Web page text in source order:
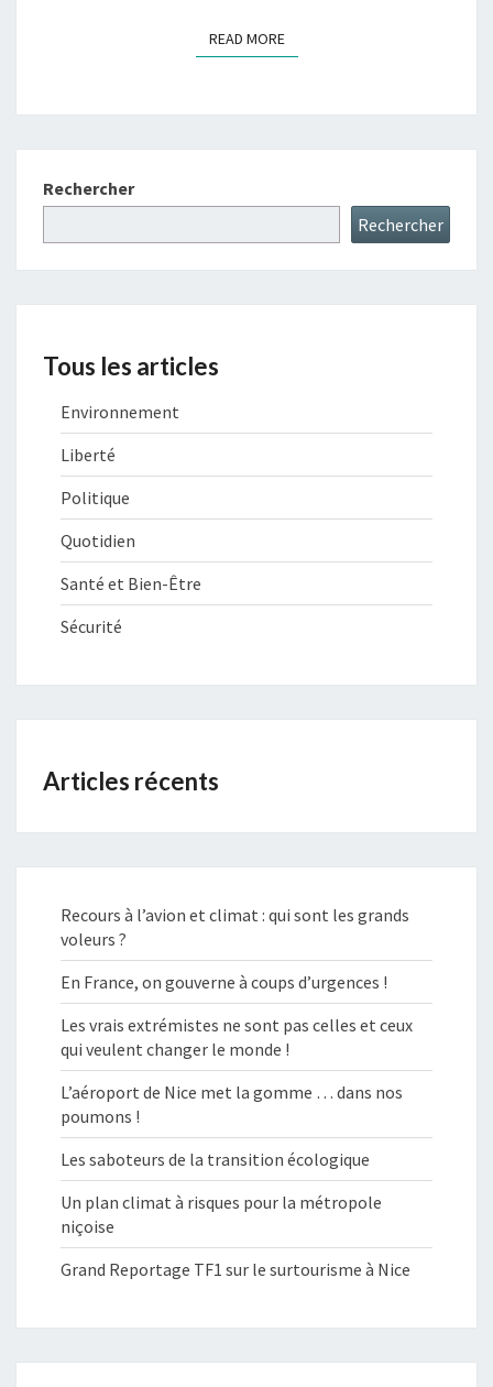
READ MOREREAD MORE
Rechercher
Rechercher
Tous les articles
Environnement
Liberté
Politique
Quotidien
Santé et Bien-Être
Sécurité
Articles récents
Recours à l’avion et climat : qui sont les grands
voleurs ?
En France, on gouverne à coups d’urgences !
Les vrais extrémistes ne sont pas celles et ceux
qui veulent changer le monde !
L’aéroport de Nice met la gomme … dans nos
poumons !
Les saboteurs de la transition écologique
Un plan climat à risques pour la métropole
niçoise
Grand Reportage TF1 sur le surtourisme à Nice